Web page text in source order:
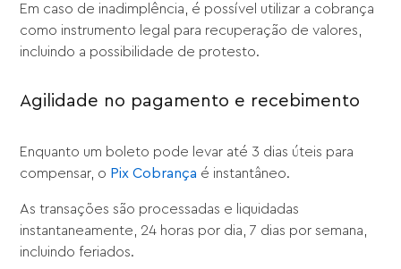
Em caso de inadimplência, é possível utilizar a cobrança
como instrumento legal para recuperação de valores,
incluindo a possibilidade de protesto.
Agilidade no pagamento e recebimento
Enquanto um boleto pode levar até 3 dias úteis para
compensar, o Pix Cobrança é instantâneo.
As transações são processadas e liquidadas
instantaneamente, 24 horas por dia, 7 dias por semana,
incluindo feriados.